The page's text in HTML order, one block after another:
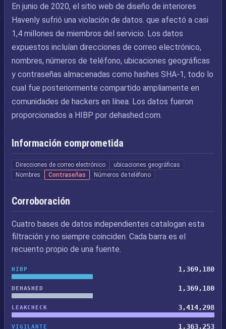
En junio de 2020, el sitio web de diseño de interiores
Havenly sufrió una violación de datos. que afectó a casi
1,4 millones de miembros del servicio. Los datos
expuestos incluían direcciones de correo electrónico,
nombres, números de teléfono, ubicaciones geográficas
y contraseñas almacenadas como hashes SHA-1, todo lo
cual fue posteriormente compartido ampliamente en
comunidades de hackers en línea. Los datos fueron
proporcionados a HIBP por dehashed.com.
Información comprometida
Direcciones de correo electrónico
ubicaciones geográficas
Nombres
Contraseñas Números de teléfono
Corroboración
Cuatro bases de datos independientes catalogan esta
filtración y no siempre coinciden. Cada barra es el
recuento propio de una fuente.
HIBP 1,369,180
DEHASHED 1,369,180
LEAKCHECK 3,414,298
VIGILANTE 1,363,253